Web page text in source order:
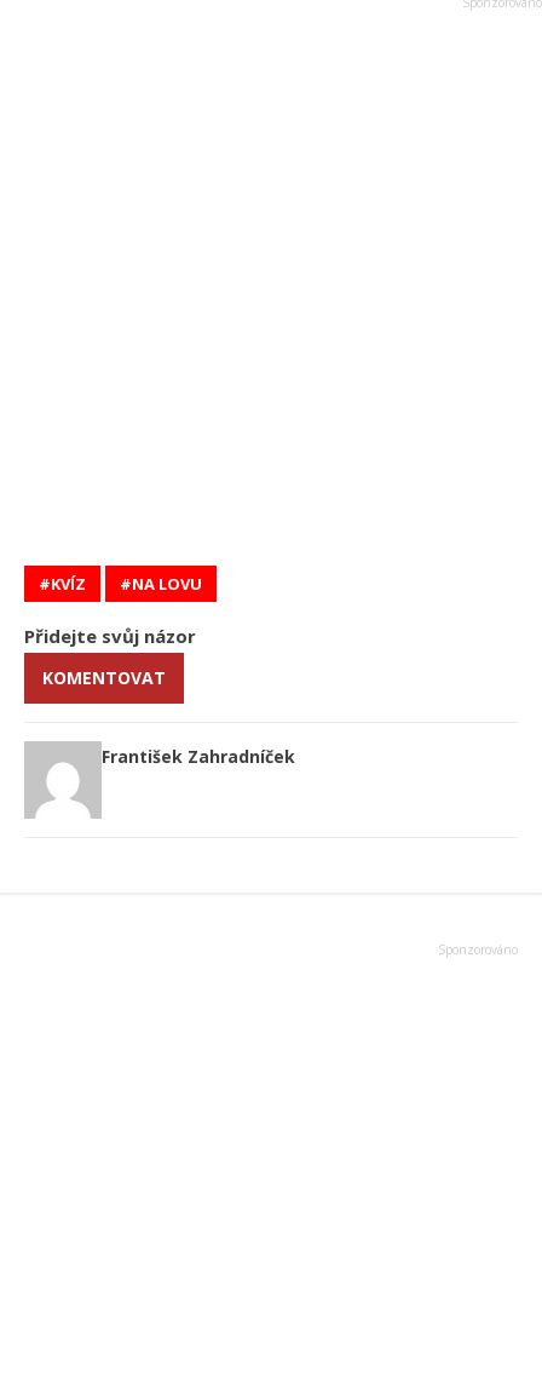
KVÍZ NA LOVU
Přidejte svůj názor
KOMENTOVAT
František Zahradníček